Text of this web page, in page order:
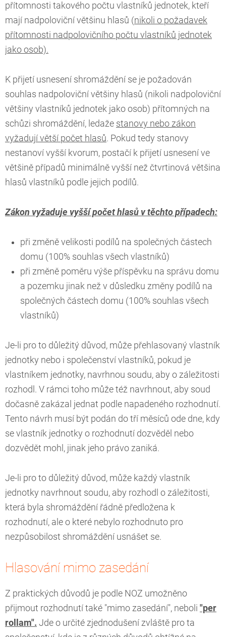
přítomnosti takového počtu vlastníků jednotek, kteří
mají nadpoloviční většinu hlasů (nikoli o požadavek
přítomnosti nadpolovičního počtu vlastníků jednotek
jako osob).
K přijetí usnesení shromáždění se je požadován
souhlas nadpoloviční většiny hlasů (nikoli nadpoloviční
většiny vlastníků jednotek jako osob) přítomných na
schůzi shromáždění, ledaže stanovy nebo zákon
vyžadují větší počet hlasů. Pokud tedy stanovy
nestanoví vyšší kvorum, postačí k přijetí usnesení ve
většině případů minimálně vyšší než čtvrtinová většina
hlasů vlastníků podle jejich podílů.
Zákon vyžaduje vyšší počet hlasů v těchto případech:
při změně velikosti podílů na společných částech
domu (100% souhlas všech vlastníků)
při změně poměru výše příspěvku na správu domu
a pozemku jinak než v důsledku změny podílů na
společných částech domu (100% souhlas všech
vlastníků)
Je-li pro to důležitý důvod, může přehlasovaný vlastník
jednotky nebo i společenství vlastníků, pokud je
vlastníkem jednotky, navrhnou soudu, aby o záležitosti
rozhodl. V rámci toho může též navrhnout, aby soud
dočasně zakázal jednat podle napadeného rozhodnutí.
Tento návrh musí být podán do tří měsíců ode dne, kdy
se vlastník jednotky o rozhodnutí dozvěděl nebo
dozvědět mohl, jinak jeho právo zaniká.
Je-li pro to důležitý důvod, může každý vlastník
jednotky navrhnout soudu, aby rozhodl o záležitosti,
která byla shromáždění řádně předložena k
rozhodnutí, ale o které nebylo rozhodnuto pro
nezpůsobilost shromáždění usnášet se.
Hlasování mimo zasedání
Z praktických důvodů je podle NOZ umožněno
přijmout rozhodnutí také "mimo zasedání", neboli "per
rollam". Jde o určité zjednodušení zvláště pro ta